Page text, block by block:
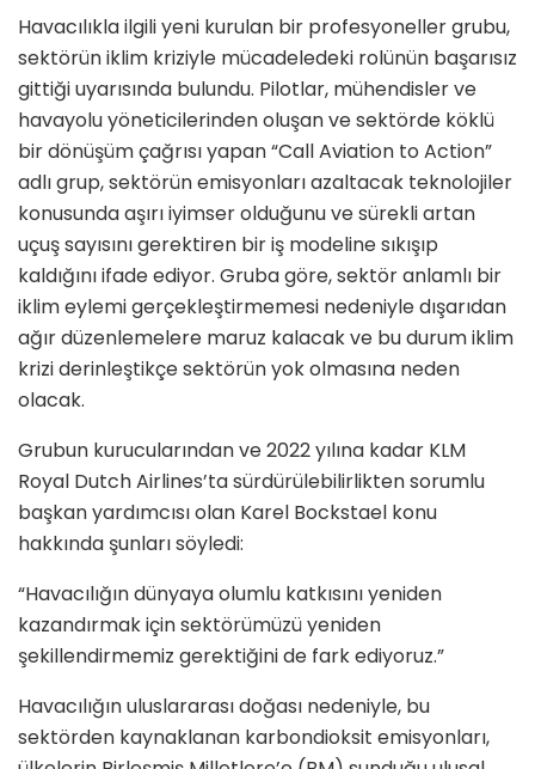
Havacılıkla ilgili yeni kurulan bir profesyoneller grubu,
sektörün iklim kriziyle mücadeledeki rolünün başarısız
gittiği uyarısında bulundu. Pilotlar, mühendisler ve
havayolu yöneticilerinden oluşan ve sektörde köklü
bir dönüşüm çağrısı yapan “Call Aviation to Action”
adlı grup, sektörün emisyonları azaltacak teknolojiler
konusunda aşırı iyimser olduğunu ve sürekli artan
uçuş sayısını gerektiren bir iş modeline sıkışıp
kaldığını ifade ediyor. Gruba göre, sektör anlamlı bir
iklim eylemi gerçekleştirmemesi nedeniyle dışarıdan
ağır düzenlemelere maruz kalacak ve bu durum iklim
krizi derinleştikçe sektörün yok olmasına neden
olacak.
Grubun kurucularından ve 2022 yılına kadar KLM
Royal Dutch Airlines’ta sürdürülebilirlikten sorumlu
başkan yardımcısı olan Karel Bockstael konu
hakkında şunları söyledi:
“Havacılığın dünyaya olumlu katkısını yeniden
kazandırmak için sektörümüzü yeniden
şekillendirmemiz gerektiğini de fark ediyoruz.”
Havacılığın uluslararası doğası nedeniyle, bu
sektörden kaynaklanan karbondioksit emisyonları,